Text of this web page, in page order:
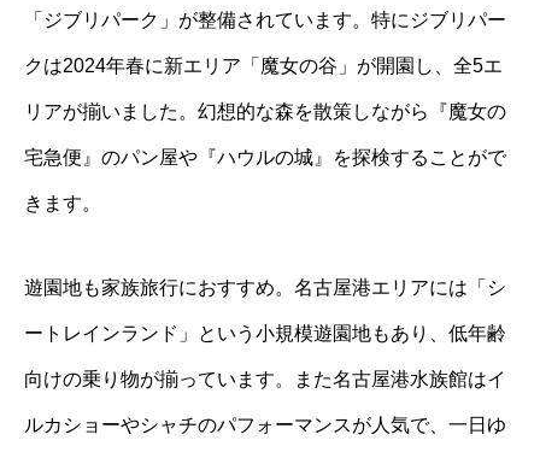
「ジブリパーク」が整備されています。特にジブリパー
クは2024年春に新エリア「魔女の谷」が開園し、全5エ
リアが揃いました。幻想的な森を散策しながら『魔女の
宅急便』のパン屋や『ハウルの城』を探検することがで
きます。
遊園地も家族旅行におすすめ。名古屋港エリアには「シ
ートレインランド」という小規模遊園地もあり、低年齢
向けの乗り物が揃っています。また名古屋港水族館はイ
ルカショーやシャチのパフォーマンスが人気で、一日ゆ